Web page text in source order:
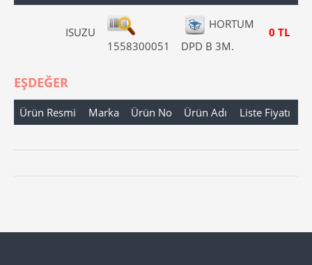
ISUZU
1558300051
HORTUM
DPD B 3M.
0 TL
EŞDEĞER
Ürün Resmi Marka Ürün No Ürün Adı Liste Fiyatı